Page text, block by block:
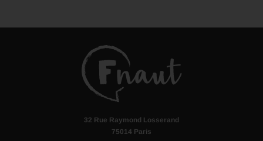
32 Rue Raymond Losserand
75014 Paris